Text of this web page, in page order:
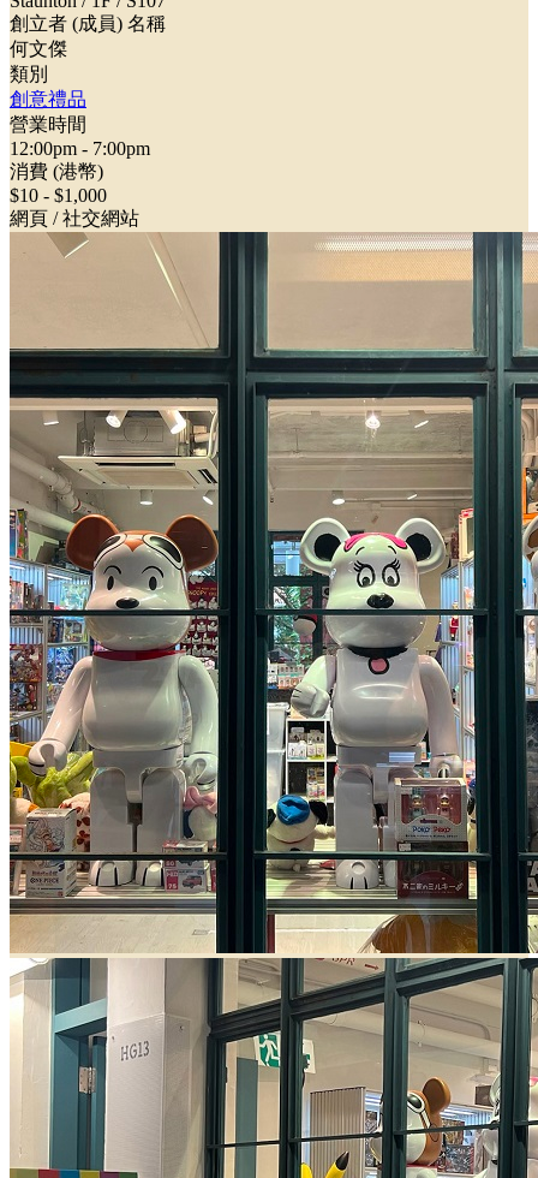
創立者 (成員) 名稱
何文傑
類別
創意禮品
營業時間
12:00pm - 7:00pm
消費 (港幣)
$10 - $1,000
網頁 / 社交網站